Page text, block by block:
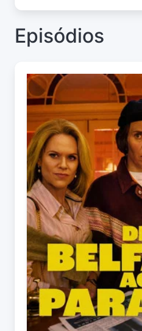
Episódios